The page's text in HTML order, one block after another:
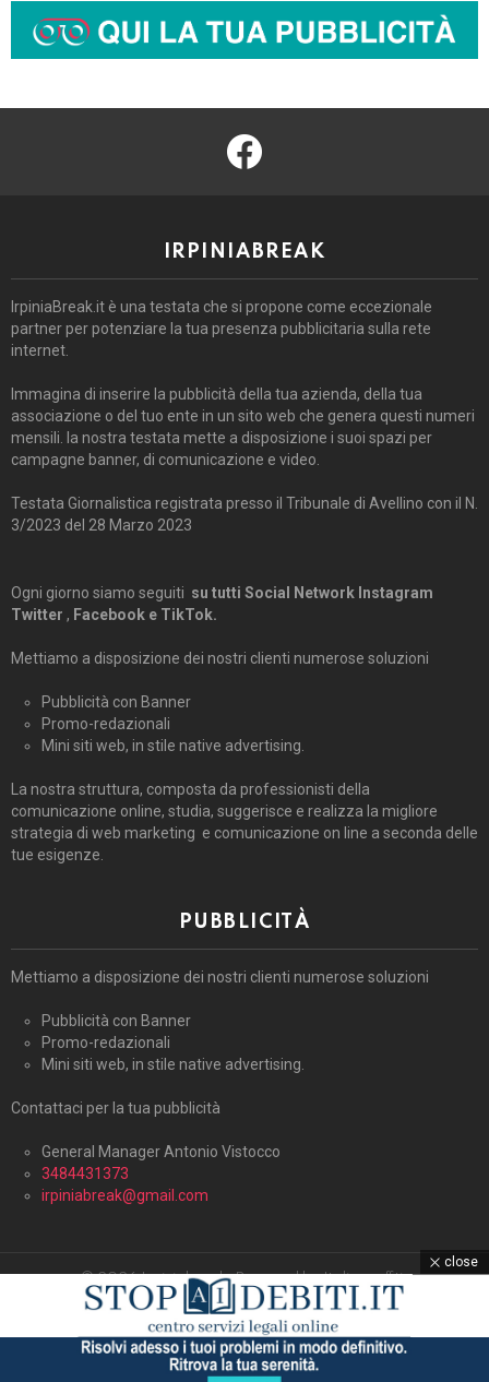
facebook
IRPINIABREAK
IrpiniaBreak.it è una testata che si propone come eccezionale
partner per potenziare la tua presenza pubblicitaria sulla rete
internet.
Immagina di inserire la pubblicità della tua azienda, della tua
associazione o del tuo ente in un sito web che genera questi numeri
mensili. la nostra testata mette a disposizione i suoi spazi per
campagne banner, di comunicazione e video.
Testata Giornalistica registrata presso il Tribunale di Avellino con il N.
3/2023 del 28 Marzo 2023
Ogni giorno siamo seguiti su tutti Social Network Instagram
Twitter , Facebook e TikTok.
Mettiamo a disposizione dei nostri clienti numerose soluzioni
Pubblicità con Banner
Promo-redazionali
Mini siti web, in stile native advertising.
La nostra struttura, composta da professionisti della
comunicazione online, studia, suggerisce e realizza la migliore
strategia di web marketing e comunicazione on line a seconda delle
tue esigenze.
PUBBLICITÀ
Mettiamo a disposizione dei nostri clienti numerose soluzioni
Pubblicità con Banner
Promo-redazionali
Mini siti web, in stile native advertising.
Contattaci per la tua pubblicità
General Manager Antonio Vistocco
3484431373
irpiniabreak@gmail.com
© 2026 Irpiniabreak. Powered by Italiagraffiti.
Home Contattaci Cookie Policy (UE)
close